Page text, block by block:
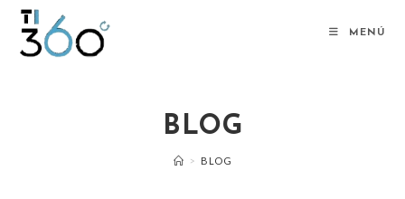
Saltar
contenido
MENÚ
BLOG
> BLOG